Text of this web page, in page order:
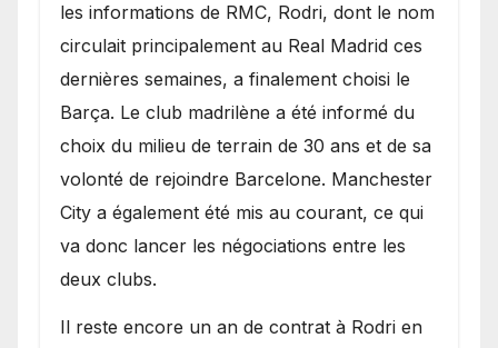
les informations de RMC, Rodri, dont le nom
circulait principalement au Real Madrid ces
dernières semaines, a finalement choisi le
Barça. Le club madrilène a été informé du
choix du milieu de terrain de 30 ans et de sa
volonté de rejoindre Barcelone. Manchester
City a également été mis au courant, ce qui
va donc lancer les négociations entre les
deux clubs.
​Il reste encore un an de contrat à Rodri en